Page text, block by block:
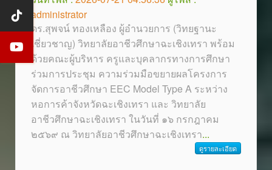
administrator
ดร.สุพจน์ ทองเหลือง ผู้อำนวยการ (วิทยฐานะ
เชี่ยวชาญ) วิทยาลัยอาชีวศึกษาฉะเชิงเทรา พร้อม
ด้วยคณะผู้บริหาร ครูและบุคลากรทางการศึกษา
ร่วมการประชุม ความร่วมมือขยายผลโครงการ
จัดการอาชีวศึกษา EEC Model Type A ระหว่าง
หอการค้าจังหวัดฉะเชิงเทรา และ วิทยาลัย
อาชีวศึกษาฉะเชิงเทรา ในวันที่ ๑๖ กรกฎาคม
๒๕๖๙ ณ วิทยาลัยอาชีวศึกษาฉะเชิงเทรา...
ดูรายละเอียด